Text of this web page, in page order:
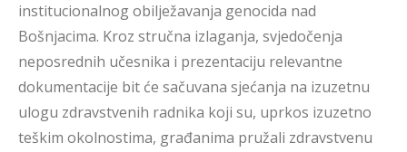
institucionalnog obilježavanja genocida nad
Bošnjacima. Kroz stručna izlaganja, svjedočenja
neposrednih učesnika i prezentaciju relevantne
dokumentacije bit će sačuvana sjećanja na izuzetnu
ulogu zdravstvenih radnika koji su, uprkos izuzetno
teškim okolnostima, građanima pružali zdravstvenu